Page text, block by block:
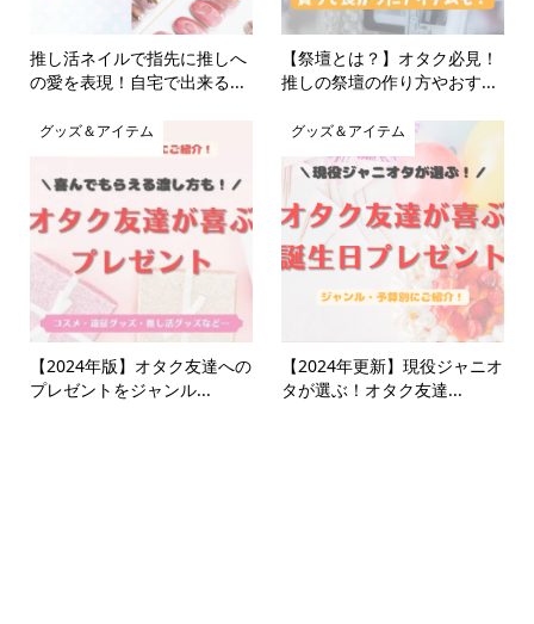
推し活ネイルで指先に推しへ
の愛を表現！自宅で出来る...
【祭壇とは？】オタク必見！
推しの祭壇の作り方やおす...
グッズ＆アイテム
【2024年版】オタク友達への
プレゼントをジャンル...
グッズ＆アイテム
【2024年更新】現役ジャニオ
タが選ぶ！オタク友達...